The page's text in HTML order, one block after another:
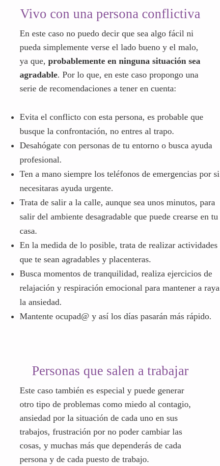
Vivo con una persona conflictiva
En este caso no puedo decir que sea algo fácil ni
pueda simplemente verse el lado bueno y el malo,
ya que, probablemente en ninguna situación sea
agradable. Por lo que, en este caso propongo una
serie de recomendaciones a tener en cuenta:
Evita el conflicto con esta persona, es probable que
busque la confrontación, no entres al trapo.
Desahógate con personas de tu entorno o busca ayuda
profesional.
Ten a mano siempre los teléfonos de emergencias por si
necesitaras ayuda urgente.
Trata de salir a la calle, aunque sea unos minutos, para
salir del ambiente desagradable que puede crearse en tu
casa.
En la medida de lo posible, trata de realizar actividades
que te sean agradables y placenteras.
Busca momentos de tranquilidad, realiza ejercicios de
relajación y respiración emocional para mantener a raya
la ansiedad.
Mantente ocupad@ y así los días pasarán más rápido.
Personas que salen a trabajar
Este caso también es especial y puede generar
otro tipo de problemas como miedo al contagio,
ansiedad por la situación de cada uno en sus
trabajos, frustración por no poder cambiar las
cosas, y muchas más que dependerás de cada
persona y de cada puesto de trabajo.